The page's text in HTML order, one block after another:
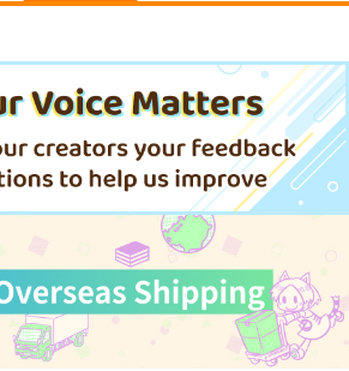
カート カート
ー加筆版
アクアドロップ
月岡唯
サンプル
夏の月
785円（税込）
サンプル